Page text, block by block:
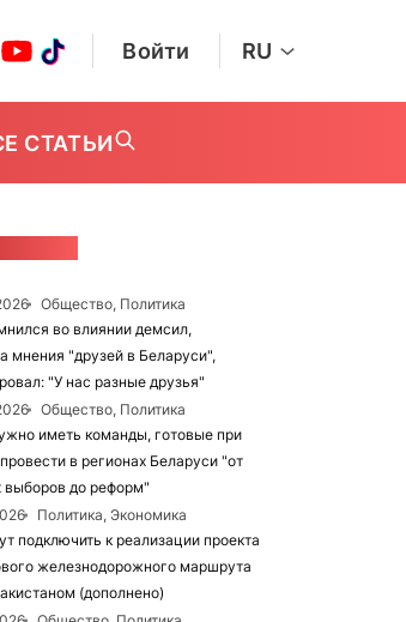
Войти RU
СТАТЬИ
Общество, Политика
во влиянии демсил,
мнения "друзей в Беларуси",
"У нас разные друзья"
Общество, Политика
иметь команды, готовые при
в регионах Беларуси "от
выборов до реформ"
Политика, Экономика
подключить к реализации проекта
железнодорожного маршрута
(дополнено)